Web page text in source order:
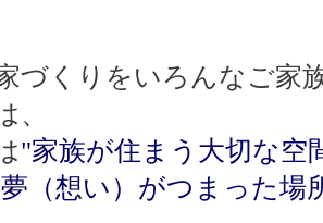
づくりをいろんなご家
、
"家族が住まう大切な空
（想い）がつまった場